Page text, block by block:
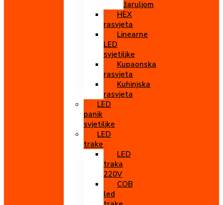
žaruljom
HEX
rasvjeta
Linearne
LED
svjetiljke
Kupaonska
rasvjeta
Kuhinjska
rasvjeta
LED
panik
svjetiljke
LED
trake
LED
traka
220V
COB
led